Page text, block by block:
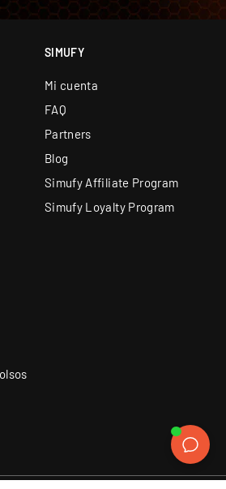
leasing y renting
SIMUFY
Mi cuenta
FAQ
Partners
Blog
Simufy Affiliate Program
Simufy Loyalty Program